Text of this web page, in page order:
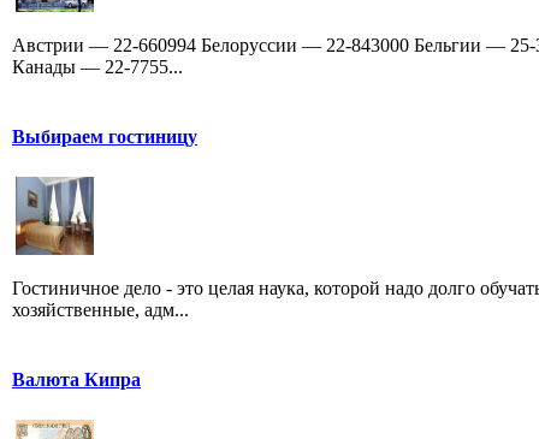
Австрии — 22-660994 Белоруссии — 22-843000 Бельгии —
Канады — 22-7755...
Выбираем гостиницу
Гостиничное дело - это целая наука, которой надо долго
хозяйственные, адм...
Валюта Кипра